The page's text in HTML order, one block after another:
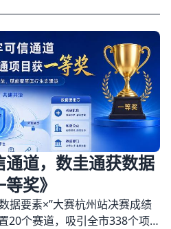
道，数圭通获数据
奖》
据要素×”大赛杭州站决赛成绩
20个赛道，吸引全市338个项